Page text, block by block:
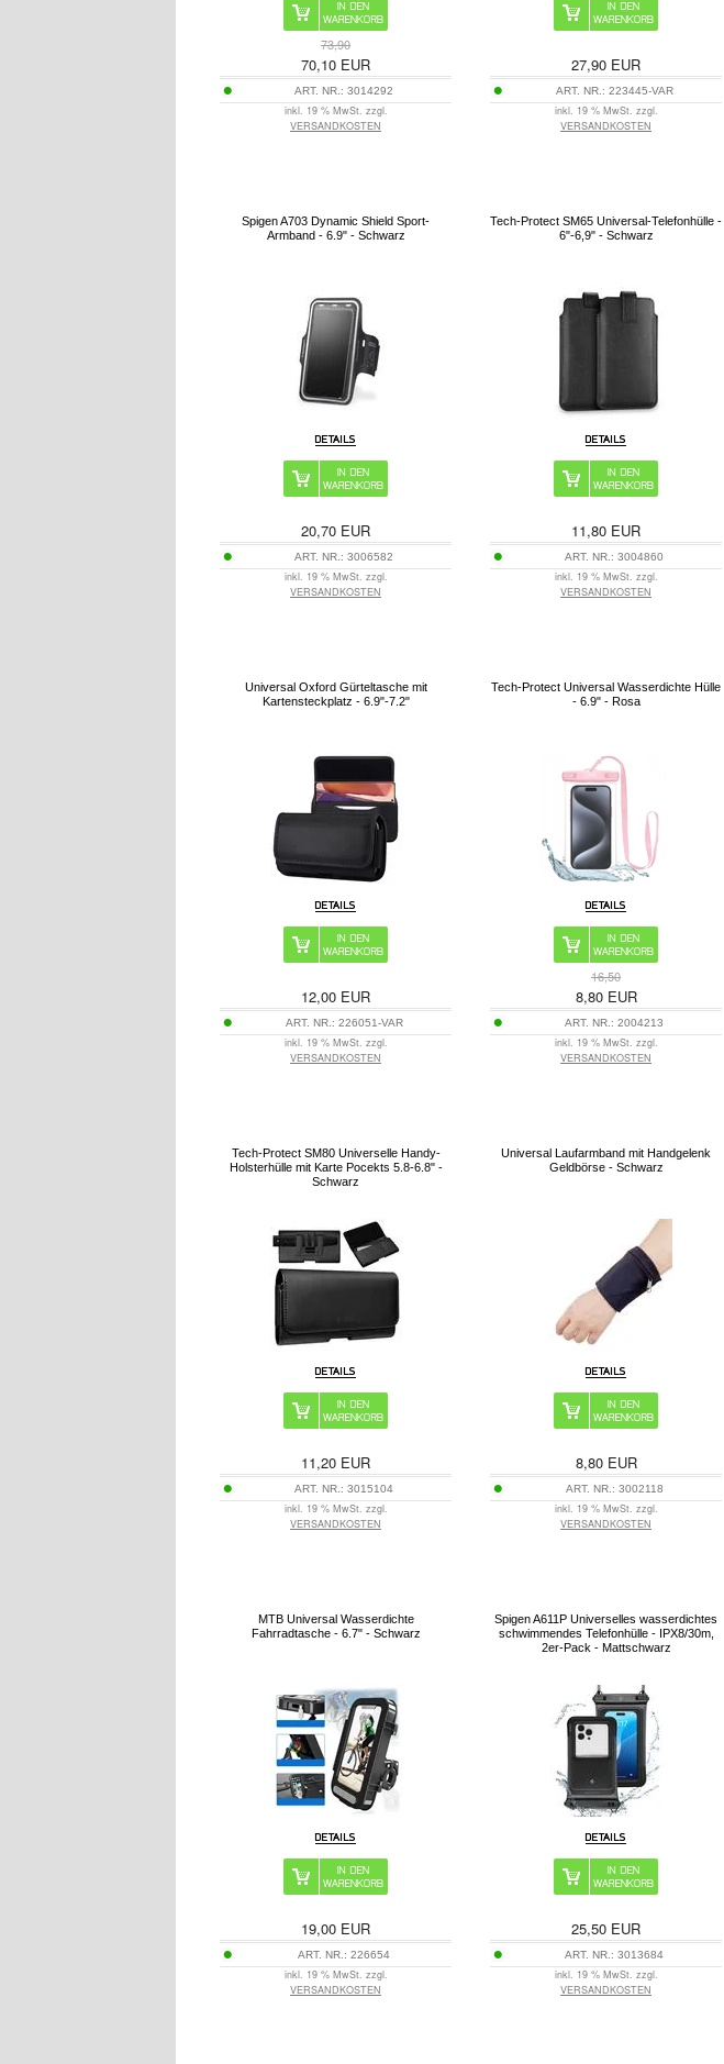
73,90
70,10 EUR
ART. NR.: 3014292
inkl. 19 % MwSt. zzgl.
VERSANDKOSTEN
27,90 EUR
ART. NR.: 223445-VAR
inkl. 19 % MwSt. zzgl.
VERSANDKOSTEN
Spigen A703 Dynamic Shield Sport-
Armband - 6.9" - Schwarz
20,70 EUR
ART. NR.: 3006582
inkl. 19 % MwSt. zzgl.
VERSANDKOSTEN
Tech-Protect SM65 Universal-Telefonhülle -
6"-6,9" - Schwarz
11,80 EUR
ART. NR.: 3004860
inkl. 19 % MwSt. zzgl.
VERSANDKOSTEN
Universal Oxford Gürteltasche mit
Kartensteckplatz - 6.9"-7.2"
12,00 EUR
ART. NR.: 226051-VAR
inkl. 19 % MwSt. zzgl.
VERSANDKOSTEN
Tech-Protect Universal Wasserdichte Hülle
- 6.9" - Rosa
16,50
8,80EUR
ART. NR.: 2004213
inkl. 19 % MwSt. zzgl.
VERSANDKOSTEN
Tech-Protect SM80 Universelle Handy-
Holsterhülle mit Karte Pocekts 5.8-6.8" -
Schwarz
11,20 EUR
ART. NR.: 3015104
inkl. 19 % MwSt. zzgl.
VERSANDKOSTEN
Universal Laufarmband mit Handgelenk
Geldbörse - Schwarz
8,80EUR
ART. NR.: 3002118
inkl. 19 % MwSt. zzgl.
VERSANDKOSTEN
MTB Universal Wasserdichte
Fahrradtasche - 6.7" - Schwarz
19,00 EUR
ART. NR.: 226654
inkl. 19 % MwSt. zzgl.
VERSANDKOSTEN
Spigen A611P Universelles wasserdichtes
schwimmendes Telefonhülle - IPX8/30m,
2er-Pack - Mattschwarz
25,50 EUR
ART. NR.: 3013684
inkl. 19 % MwSt. zzgl.
VERSANDKOSTEN